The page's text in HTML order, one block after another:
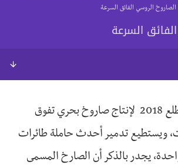
الصاروخ الروسي الفائق السرعة
السرعة
تستعد روسيا في مطلع 2018 لإنتاج صاروخ بحري تفوق
ويستطيع تدمير أحدث حاملة طائرات
يجدر بالذكر أن الصارخ المسمى